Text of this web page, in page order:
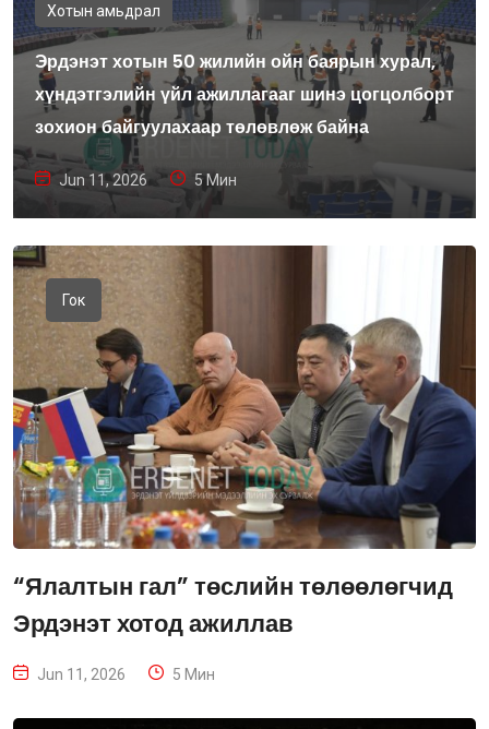
Хотын амьдрал
Эрдэнэт хотын 50 жилийн ойн баярын хурал,
хүндэтгэлийн үйл ажиллагааг шинэ цогцолборт
зохион байгуулахаар төлөвлөж байна
Jun 11, 2026 5 Мин
Гок
“Ялалтын гал” төслийн төлөөлөгчид
Эрдэнэт хотод ажиллав
Jun 11, 2026 5 Мин